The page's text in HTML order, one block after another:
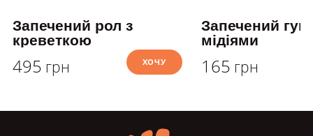
Запечений рол з
креветкою
495 грн ХОЧУ
Запечений
мідіями
165 грн